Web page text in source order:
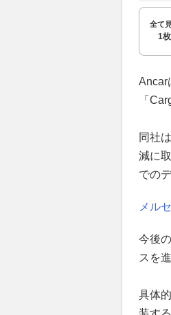
全て
1枚
Ancar
「
同社
減に
での
メル
今後
スを
具体